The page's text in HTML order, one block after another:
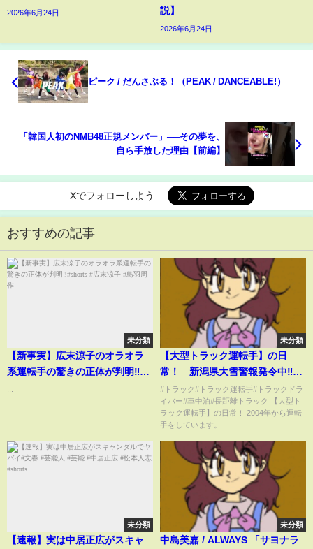
2026年6月24日
説】
2026年6月24日
ピーク / だんさぶる！（PEAK / DANCEABLE!）
「韓国人初のNMB48正規メンバー」──その夢を、
自ら手放した理由【前編】
Xでフォローしよう
おすすめの記事
未分類
【新事実】広末涼子のオラオラ
系運転手の驚きの正体が判明‼︎
未分類
【大型トラック運転手】の日
常！ 新潟県大雪警報発令中‼️
関越道、北陸道、磐越道通行止
❕ 里雪型⁉️ 道の駅こもちの牛丼
にがっかり😞
#トラック#トラック運転手#トラックドラ
イバー#車中泊#長距離トラック 【大型ト
ラック運転手】の日常！ 2004年から運転
手をしています。 ...
未分類
【速報】実は中居正広がスキャ
未分類
中島美嘉 / ALWAYS 「サヨナラ